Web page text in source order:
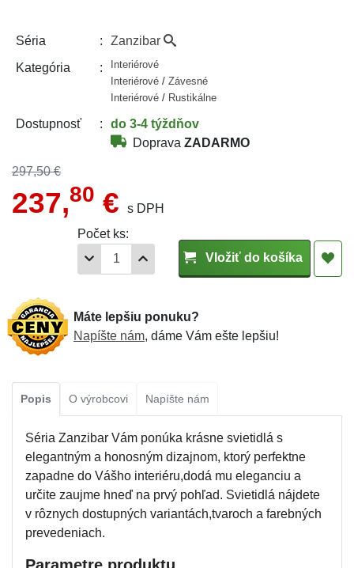
Séria Zanzibar
Kategória
Interiérové
Interiérové / Závesné
Interiérové / Rustikálne
Dostupnosť
do 3-4 týždňov
Doprava ZADARMO
297,50 €
237,80 €
s DPH
Počet ks:
Vložiť do košíka
Máte lepšiu ponuku?
Napíšte nám, dáme Vám ešte lepšiu!
Popis O výrobcovi Napíšte nám
Séria Zanzibar Vám ponúka krásne svietidlá s
elegantným a honosným dizajnom, ktorý perfektne
zapadne do Vášho interiéru,dodá mu eleganciu a
určite zaujme hneď na prvý pohľad. Svietidlá nájdete
v rôznych dostupných variantách,tvaroch a farebných
prevedeniach.
Parametre produktu